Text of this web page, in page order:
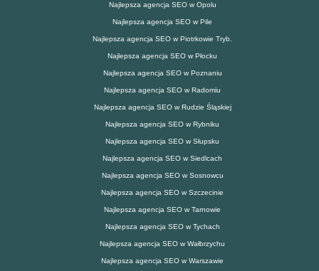
Najlepsza agencja SEO w Opolu
Najlepsza agencja SEO w Pile
Najlepsza agencja SEO w Piotrkowie Tryb.
Najlepsza agencja SEO w Płocku
Najlepsza agencja SEO w Poznaniu
Najlepsza agencja SEO w Radomiu
Najlepsza agencja SEO w Rudzie Śląskiej
Najlepsza agencja SEO w Rybniku
Najlepsza agencja SEO w Słupsku
Najlepsza agencja SEO w Siedlcach
Najlepsza agencja SEO w Sosnowcu
Najlepsza agencja SEO w Szczecinie
Najlepsza agencja SEO w Tarnowie
Najlepsza agencja SEO w Tychach
Najlepsza agencja SEO w Wałbrzychu
Najlepsza agencja SEO w Warszawie